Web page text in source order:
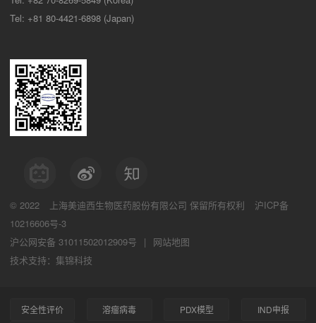
Tel: +81 80-4421-6898 (Japan)
© 2022 上海美迪西生物医药股份有限公司 保留所有权利
沪ICP备
10216606号-3
沪公网安备 31011502012909号
|
网站地图
技术支持：集锦科技
安全性评价 溶瘤病毒 PDX模型 IND申报